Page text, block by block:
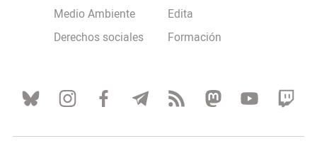
Medio Ambiente
Derechos sociales
Edita
Formación